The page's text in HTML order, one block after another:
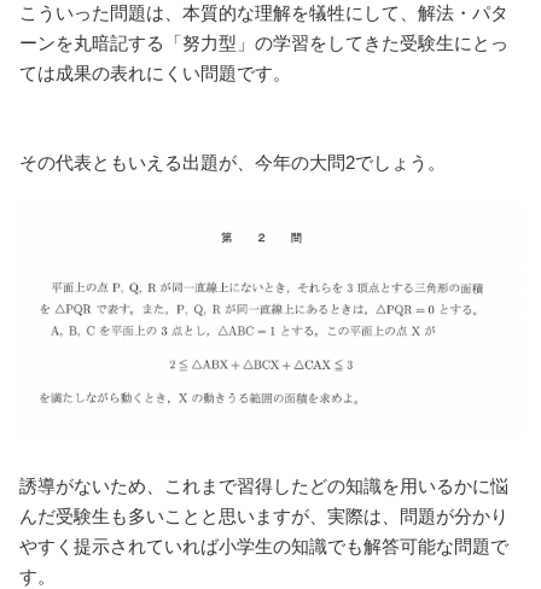
こういった問題は、本質的な理解を犠牲にして、解法・パタ
ーンを丸暗記する「努力型」の学習をしてきた受験生にとっ
ては成果の表れにくい問題です。
その代表ともいえる出題が、今年の大問2でしょう。
誘導がないため、これまで習得したどの知識を用いるかに悩
んだ受験生も多いことと思いますが、実際は、問題が分かり
やすく提示されていれば小学生の知識でも解答可能な問題で
す。